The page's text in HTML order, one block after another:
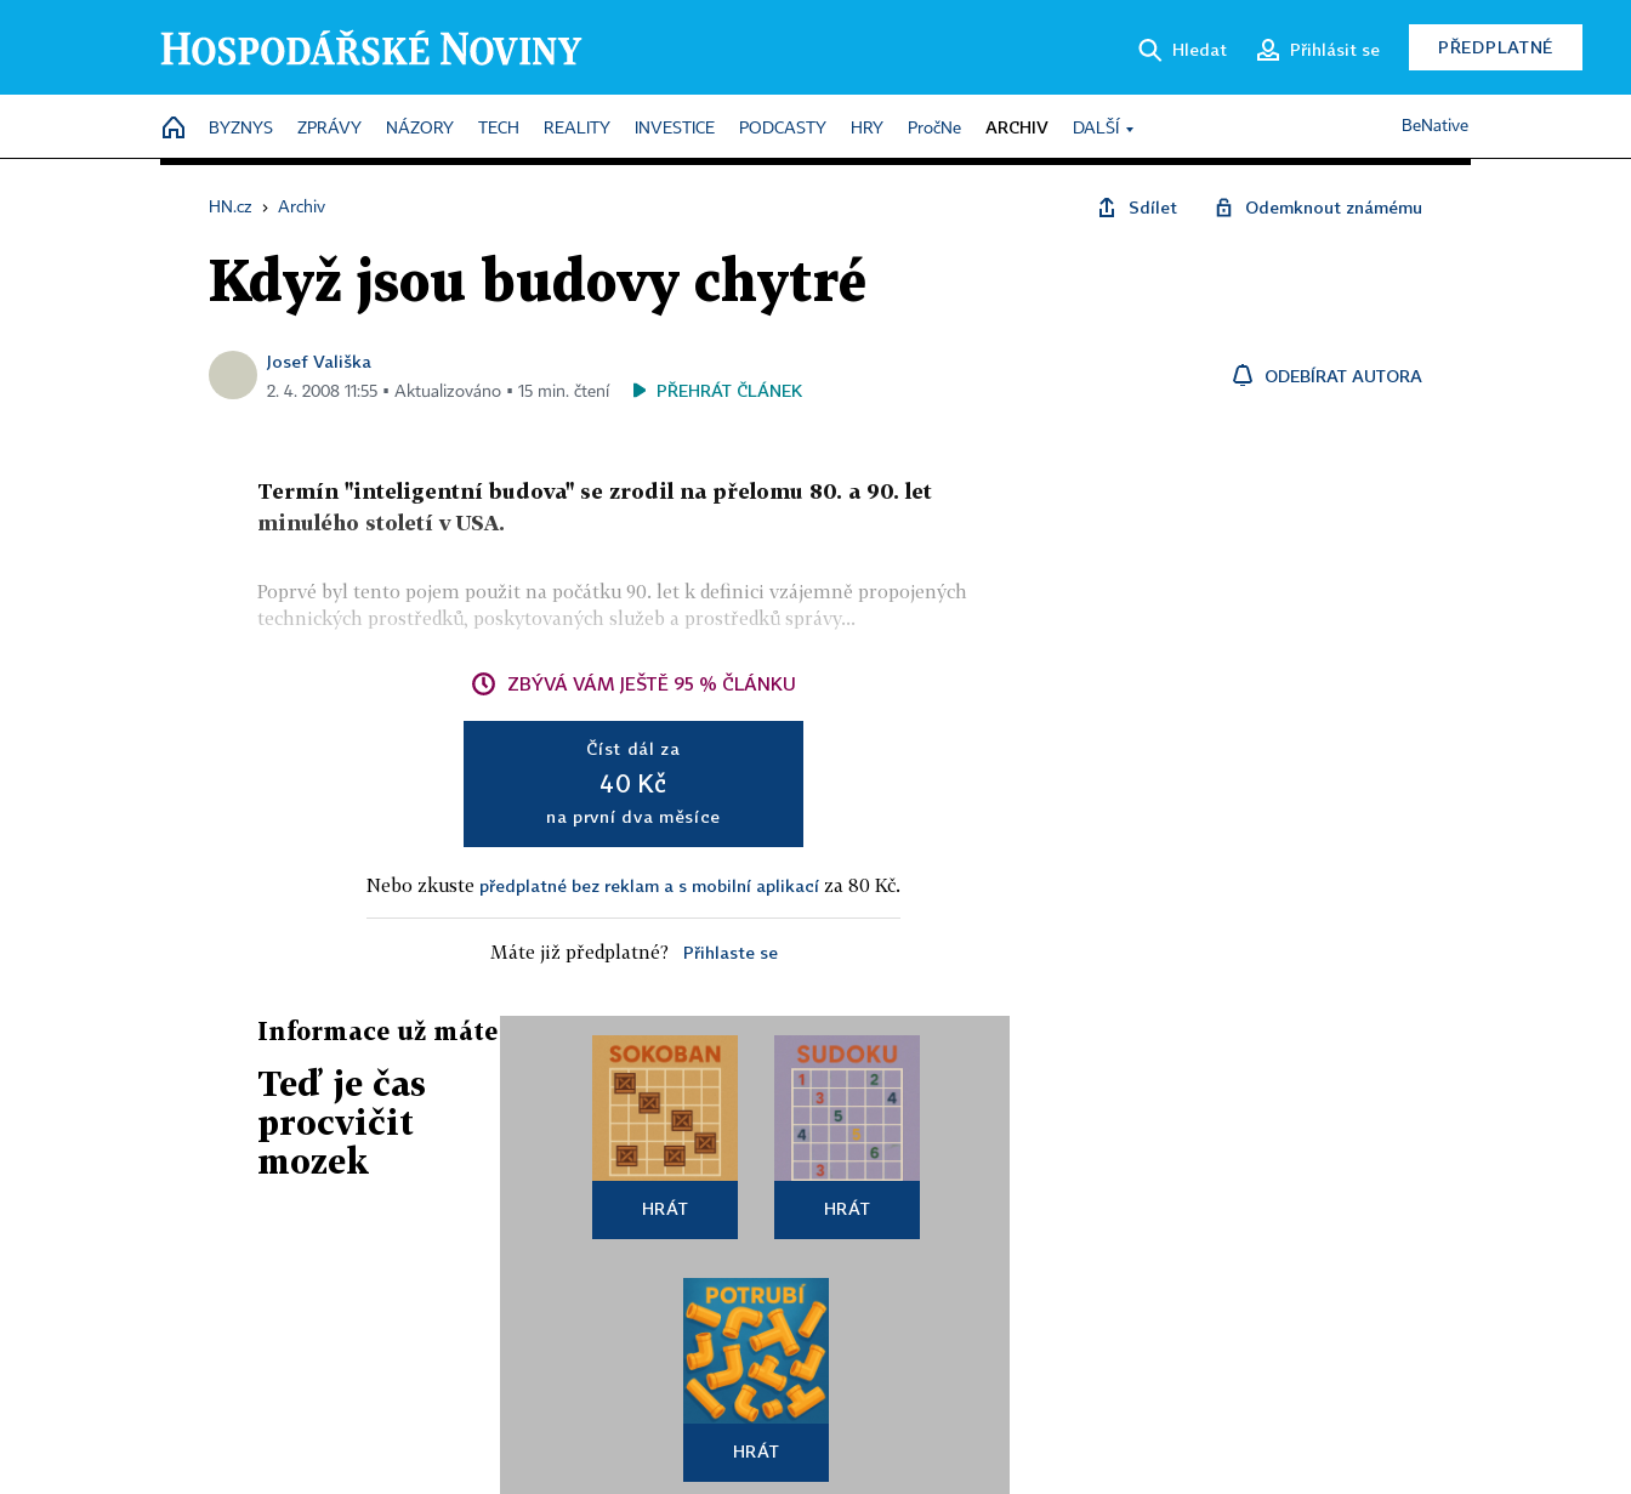
Hledat Přihlásit se PŘEDPLATNÉ
HOME
BYZNYS ZPRÁVY NÁZORY TECH REALITY INVESTICE PODCASTY HRY PročNe ARCHIV DALŠÍ BeNative
HN.cz › Archiv Sdílet Odemknout známému
Když jsou budovy chytré
Josef Vališka
2. 4. 2008 11:55 ▪ Aktualizováno ▪ 15 min. čtení PŘEHRÁT ČLÁNEK
ODEBÍRAT AUTORA
Termín "inteligentní budova" se zrodil na přelomu 80. a 90. let
minulého století v USA.
Poprvé byl tento pojem použit na počátku 90. let k definici vzájemně propojených
technických prostředků, poskytovaných služeb a prostředků správy...
ZBÝVÁ VÁM JEŠTĚ 95 % ČLÁNKU
Číst dál za
40 Kč
na první dva měsíce
Nebo zkuste předplatné bez reklam a s mobilní aplikací za 80 Kč.
Máte již předplatné? Přihlaste se
Informace už máte
Teď je čas
procvičit
mozek
HRÁT HRÁT
HRÁT